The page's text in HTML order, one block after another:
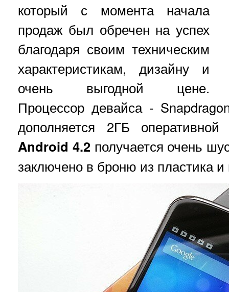
который с момента начала
продаж был обречен на успех
благодаря своим техническим
характеристикам, дизайну и
очень выгодной цене.
Процессор девайса -
дополняется 2ГБ
Android 4.2 получается очень
заключено в броню из пластика